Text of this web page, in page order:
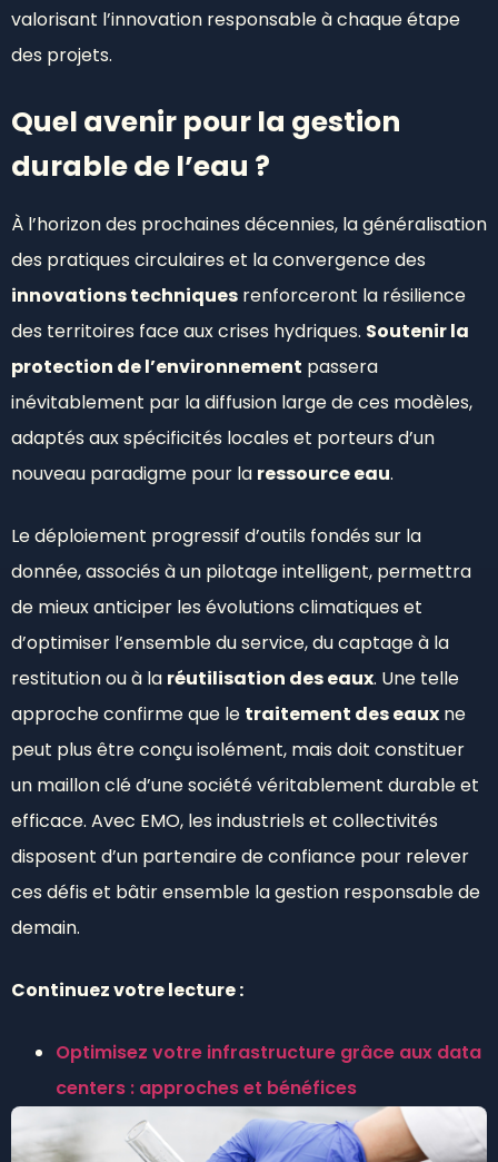
valorisant l’innovation responsable à chaque étape
des projets.
Quel avenir pour la gestion
durable de l’eau ?
À l’horizon des prochaines décennies, la généralisation
des pratiques circulaires et la convergence des
innovations techniques renforceront la résilience
des territoires face aux crises hydriques. Soutenir la
protection de l’environnement passera
inévitablement par la diffusion large de ces modèles,
adaptés aux spécificités locales et porteurs d’un
nouveau paradigme pour la ressource eau.
Le déploiement progressif d’outils fondés sur la
donnée, associés à un pilotage intelligent, permettra
de mieux anticiper les évolutions climatiques et
d’optimiser l’ensemble du service, du captage à la
restitution ou à la réutilisation des eaux. Une telle
approche confirme que le traitement des eaux ne
peut plus être conçu isolément, mais doit constituer
un maillon clé d’une société véritablement durable et
efficace. Avec EMO, les industriels et collectivités
disposent d’un partenaire de confiance pour relever
ces défis et bâtir ensemble la gestion responsable de
demain.
Continuez votre lecture :
Optimisez votre infrastructure grâce aux data
centers : approches et bénéfices